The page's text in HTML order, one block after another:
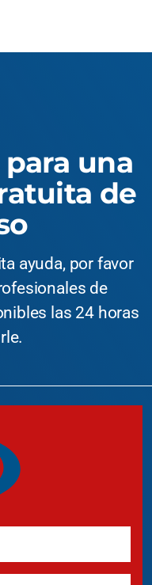
una
de
ayuda, por favor
de
las 24 horas